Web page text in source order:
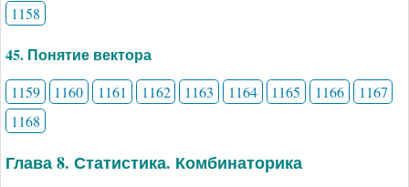
1158
45. Понятие вектора
1159 1160 1161 1162 1163 1164 1165 1166
1167
1168
Глава 8. Статистика. Комбинаторика